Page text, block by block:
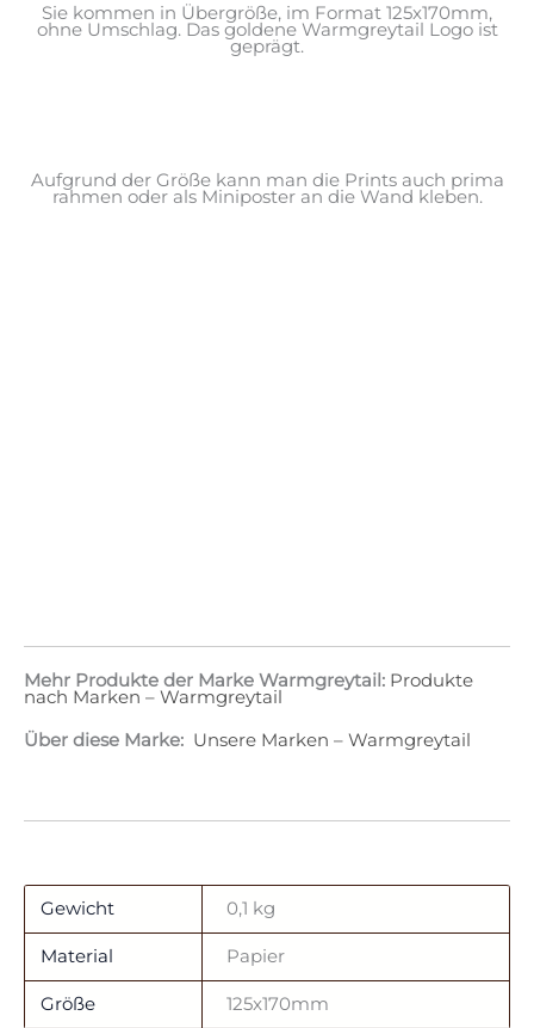
Sie kommen in Übergröße, im Format 125x170mm,
ohne Umschlag. Das goldene Warmgreytail Logo ist
geprägt.
Aufgrund der Größe kann man die Prints auch prima
rahmen oder als Miniposter an die Wand kleben.
Mehr Produkte der Marke Warmgreytail: Produkte
nach Marken – Warmgreytail
Über diese Marke: Unsere Marken – Warmgreytail
Gewicht 0,1 kg
Material Papier
Größe 125x170mm